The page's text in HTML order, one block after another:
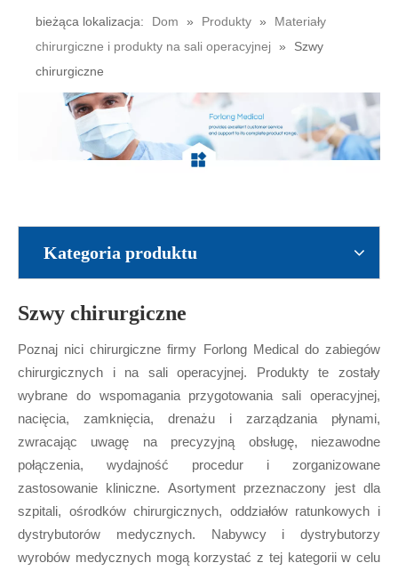
bieżąca lokalizacja: Dom » Produkty »
Materiały
chirurgiczne i produkty na sali operacyjnej
»
Szwy
chirurgiczne
Kategoria produktu
Szwy chirurgiczne
Poznaj nici chirurgiczne firmy Forlong Medical do zabiegów
chirurgicznych i na sali operacyjnej. Produkty te zostały
wybrane do wspomagania przygotowania sali operacyjnej,
nacięcia, zamknięcia, drenażu i zarządzania płynami,
zwracając uwagę na precyzyjną obsługę, niezawodne
połączenia, wydajność procedur i zorganizowane
zastosowanie kliniczne. Asortyment przeznaczony jest dla
szpitali, ośrodków chirurgicznych, oddziałów ratunkowych i
dystrybutorów medycznych. Nabywcy i dystrybutorzy
wyrobów medycznych mogą korzystać z tej kategorii w celu